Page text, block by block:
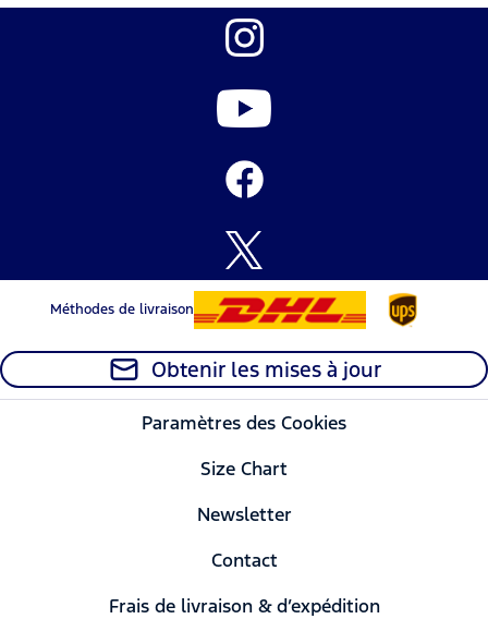
Méthodes de livraison
Obtenir les mises à jour
Paramètres des Cookies
Size Chart
Newsletter
Contact
Frais de livraison & d’expédition